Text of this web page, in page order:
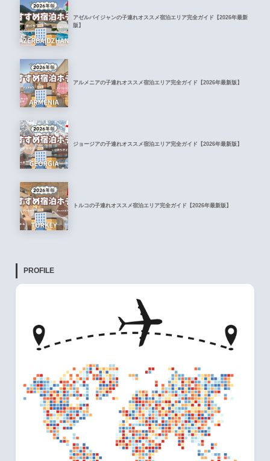
アゼルバイジャンの子連れオススメ宿泊エリア完全ガイド【2026年最新
版】
アルメニアの子連れオススメ宿泊エリア完全ガイド【2026年最新版】
ジョージアの子連れオススメ宿泊エリア完全ガイド【2026年最新版】
トルコの子連れオススメ宿泊エリア完全ガイド【2026年最新版】
PROFILE